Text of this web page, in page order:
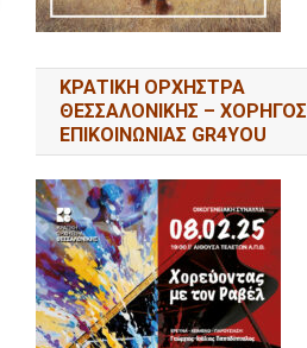
ΚΡΑΤΙΚΗ ΟΡΧΗΣΤΡΑ
ΘΕΣΣΑΛΟΝΙΚΗΣ – ΧΟΡΗΓΟΣ
ΕΠΙΚΟΙΝΩΝΙΑΣ GR4YOU